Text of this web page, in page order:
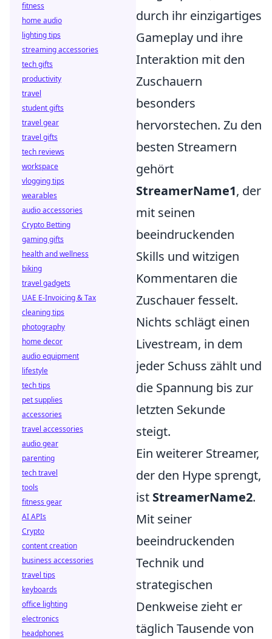
durch ihr einzigartiges
Gameplay und ihre
Interaktion mit den
Zuschauern
besonders
hervorstechen. Zu den
besten Streamern
gehört
StreamerName1, der
mit seinen
beeindruckenden
Skills und witzigen
Kommentaren die
Zuschauer fesselt.
Nichts schlägt einen
Livestream, in dem
jeder Schuss zählt und
die Spannung bis zur
letzten Sekunde
steigt.
Ein weiterer Streamer,
der den Hype sprengt,
ist StreamerName2.
Mit seiner
beeindruckenden
Technik und
strategischen
Denkweise zieht er
täglich Tausende von
fitness
home audio
lighting tips
streaming accessories
tech gifts
productivity
travel
student gifts
travel gear
travel gifts
tech reviews
workspace
vlogging tips
wearables
audio accessories
Crypto Betting
gaming gifts
health and wellness
biking
travel gadgets
UAE E-Invoicing & Tax
cleaning tips
photography
home decor
audio equipment
lifestyle
tech tips
pet supplies
accessories
travel accessories
audio gear
parenting
tech travel
tools
fitness gear
AI APIs
Crypto
content creation
business accessories
travel tips
keyboards
office lighting
electronics
headphones